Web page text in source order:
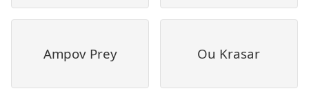
Ampov Prey Ou Krasar